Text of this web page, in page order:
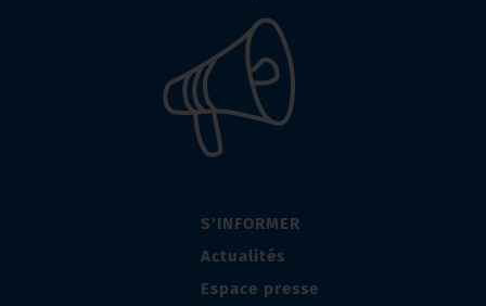
S'INFORMER
Actualités
Espace presse